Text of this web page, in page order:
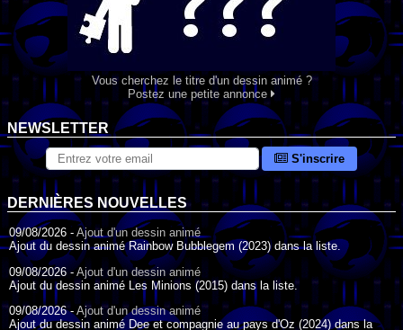
Vous cherchez le titre d'un dessin animé ?
Postez une petite annonce
NEWSLETTER
S'inscrire
DERNIÈRES NOUVELLES
09/08/2026 - Ajout d'un dessin animé
Ajout du dessin animé Rainbow Bubblegem (2023) dans la liste.
09/08/2026 -Ajout d'un dessin animé
Ajout du dessin animé Les Minions (2015) dans la liste.
09/08/2026 - Ajout d'un dessin animé
Ajout du dessin animé Dee et compagnie au pays d'Oz (2024) dans la